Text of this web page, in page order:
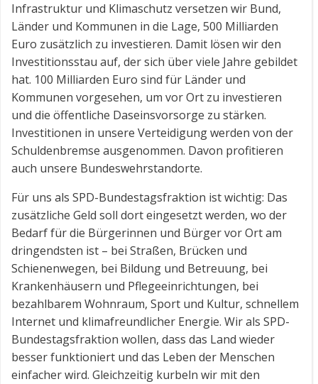
Infrastruktur und Klimaschutz versetzen wir Bund,
Länder und Kommunen in die Lage, 500 Milliarden
Euro zusätzlich zu investieren. Damit lösen wir den
Investitionsstau auf, der sich über viele Jahre gebildet
hat. 100 Milliarden Euro sind für Länder und
Kommunen vorgesehen, um vor Ort zu investieren
und die öffentliche Daseinsvorsorge zu stärken.
Investitionen in unsere Verteidigung werden von der
Schuldenbremse ausgenommen. Davon profitieren
auch unsere Bundeswehrstandorte.
Für uns als SPD-Bundestagsfraktion ist wichtig: Das
zusätzliche Geld soll dort eingesetzt werden, wo der
Bedarf für die Bürgerinnen und Bürger vor Ort am
dringendsten ist – bei Straßen, Brücken und
Schienenwegen, bei Bildung und Betreuung, bei
Krankenhäusern und Pflegeeinrichtungen, bei
bezahlbarem Wohnraum, Sport und Kultur, schnellem
Internet und klimafreundlicher Energie. Wir als SPD-
Bundestagsfraktion wollen, dass das Land wieder
besser funktioniert und das Leben der Menschen
einfacher wird. Gleichzeitig kurbeln wir mit den